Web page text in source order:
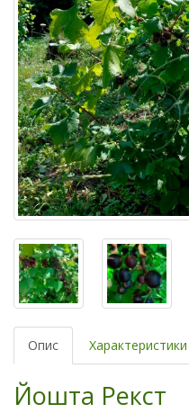
Опис Характеристики
Йошта Рекст